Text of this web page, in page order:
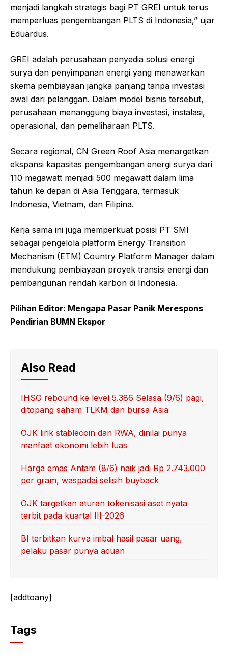
menjadi langkah strategis bagi PT GREI untuk terus
memperluas pengembangan PLTS di Indonesia,” ujar
Eduardus.
GREI adalah perusahaan penyedia solusi energi
surya dan penyimpanan energi yang menawarkan
skema pembiayaan jangka panjang tanpa investasi
awal dari pelanggan. Dalam model bisnis tersebut,
perusahaan menanggung biaya investasi, instalasi,
operasional, dan pemeliharaan PLTS.
Secara regional, CN Green Roof Asia menargetkan
ekspansi kapasitas pengembangan energi surya dari
110 megawatt menjadi 500 megawatt dalam lima
tahun ke depan di Asia Tenggara, termasuk
Indonesia, Vietnam, dan Filipina.
Kerja sama ini juga memperkuat posisi PT SMI
sebagai pengelola platform Energy Transition
Mechanism (ETM) Country Platform Manager dalam
mendukung pembiayaan proyek transisi energi dan
pembangunan rendah karbon di Indonesia.
Pilihan Editor: Mengapa Pasar Panik Merespons
Pendirian BUMN Ekspor
Also Read
IHSG rebound ke level 5.386 Selasa (9/6) pagi,
ditopang saham TLKM dan bursa Asia
OJK lirik stablecoin dan RWA, dinilai punya
manfaat ekonomi lebih luas
Harga emas Antam (8/6) naik jadi Rp 2.743.000
per gram, waspadai selisih buyback
OJK targetkan aturan tokenisasi aset nyata
terbit pada kuartal III-2026
BI terbitkan kurva imbal hasil pasar uang,
pelaku pasar punya acuan
[addtoany]
Tags